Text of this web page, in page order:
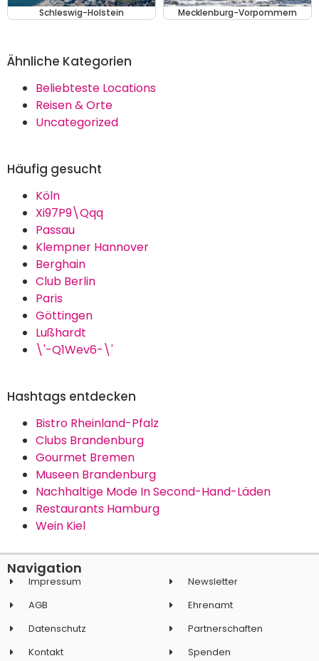
Schleswig-Holstein Mecklenburg-Vorpommern
Ähnliche Kategorien
Beliebteste Locations
Reisen & Orte
Uncategorized
Häufig gesucht
Köln
Xi97P9\Qqq
Passau
Klempner Hannover
Berghain
Club Berlin
Paris
Göttingen
Lußhardt
\'-Q1Wev6-\'
Hashtags entdecken
Bistro Rheinland-Pfalz
Clubs Brandenburg
Gourmet Bremen
Museen Brandenburg
Nachhaltige Mode In Second-Hand-Läden
Restaurants Hamburg
Wein Kiel
Navigation
Impressum
AGB
Datenschutz
Kontakt
Newsletter
Ehrenamt
Partnerschaften
Spenden